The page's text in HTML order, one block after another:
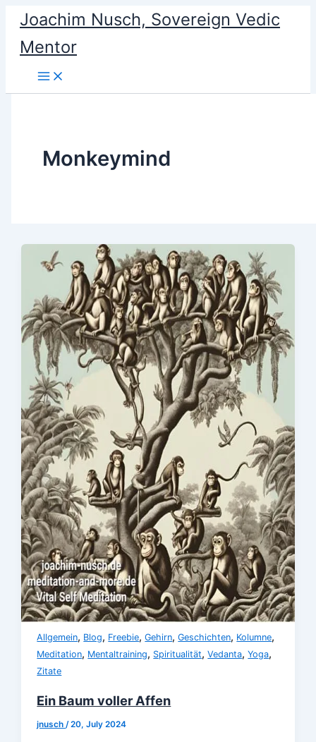
content
Joachim Nusch, Sovereign Vedic
Mentor
Monkeymind
Allgemein, Blog, Freebie,Gehirn,Geschichten, Kolumne,
Meditation, Mentaltraining, Spiritualität,Vedanta,Yoga,
Zitate
Ein Baum voller Affen
jnusch/20, July 2024